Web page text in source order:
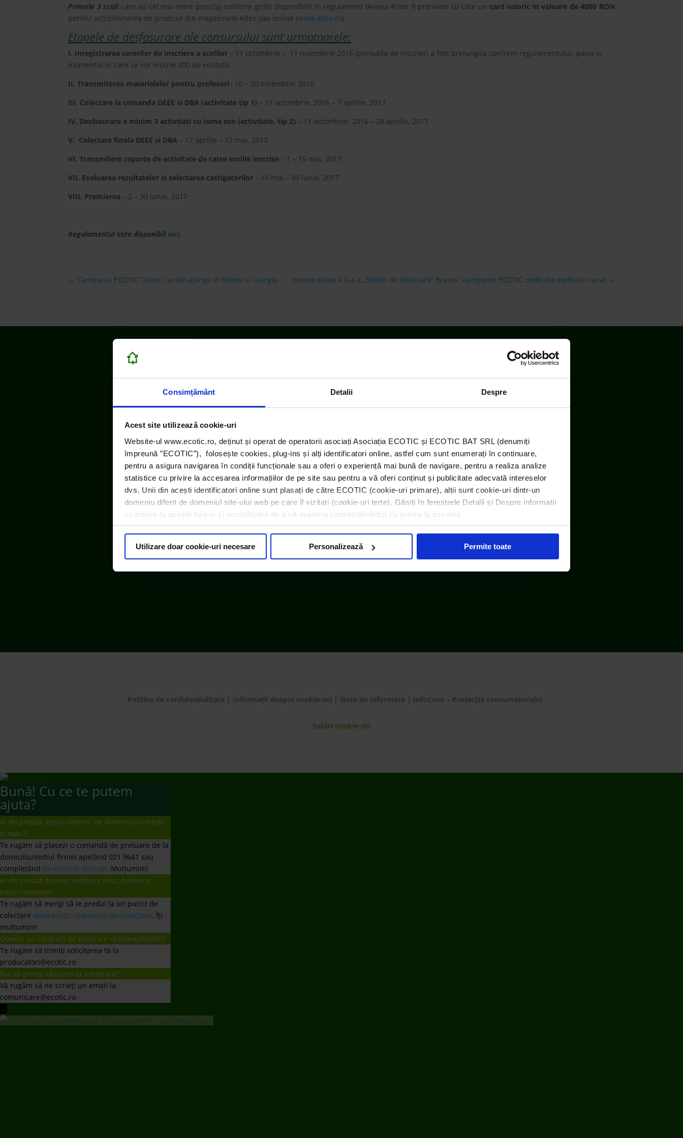
Consimțământ Detalii Despre
Acest site utilizează cookie-uri
Website-ul www.ecotic.ro, deținut și operat de operatorii asociați Asociația ECOTIC și ECOTIC BAT SRL (denumiți
împreună ”ECOTIC”), folosește cookies, plug-ins și alți identificatori online, astfel cum sunt enumerați în continuare,
pentru a asigura navigarea în condiții funcționale sau a oferi o experiență mai bună de navigare, pentru a realiza analize
statistice cu privire la accesarea informațiilor de pe site sau pentru a vă oferi conținut și publicitate adecvată intereselor
dvs. Unii din acești identificatori online sunt plasați de către ECOTIC (cookie-uri primare), alții sunt cookie-uri dintr-un
domeniu diferit de domeniul site-ului web pe care îl vizitați (cookie-uri terțe). Găsiți în ferestrele Detalii și Despre informații
cu privire la aceste fișiere și posibilitatea de a vă exprima consimțământul cu privire la acestea.
Utilizare doar cookie-uri necesare Personalizează Permite toate
Primele 3 scoli care au cel mai mare punctaj conform grilei disponibile in regulament (Anexa 4) vor fi premiate cu cate un card valoric in valoare de 4000 RON
pentru achizitionarea de produse din magazinele Altex sau online (www.altex.ro).
Etapele de desfasurare ale consursului sunt urmatoarele:
I. Inregistrarea cererilor de inscriere a scolilor – 11 octombrie – 11 noiembrie 2016 (perioada de inscrieri a fost prelungita conform regulamentului, pana in
momentul in care se vor inscrie 200 de entitati).
II. Transmiterea materialelor pentru profesori– 10 – 30 noiembrie 2016
III. Colectare la comanda DEEE si DBA (activitate tip 1) – 11 octombrie, 2016 – 7 aprilie, 2017
IV. Desfasurare a minim 3 activitati cu tema eco (activitate, tip 2) – 11 octombrie, 2016 – 28 aprilie, 2017
V. Colectare finala DEEE si DBA – 17 aprilie – 12 mai, 2017
VI. Transmitere raporte de activitate de catre scolile inscrise – 1 – 15 mai, 2017
VII. Evaluarea rezultatelor si selectarea castigatorilor – 15 mai – 30 iunie, 2017
VIII. Premierea – 2 – 30 iunie, 2017
Regulamentul este disponibil aici.
← Campania ECOTIC Orase Curate ajunge in Motru si Giurgiu Incepe etapa a II-a a „Statiei de Reciclare” Brasov, campanie ECOTIC dedicata mediului rural →
ECOTIC este membru WEEE Forum, WEEELABEX, PRONEXA și al Coaliției PRO DEEE România
ECOTIC BAT este membru EUCOBAT
Politica de confidențialitate Informații despre cookie-uri Note de informare InfoCons – Protecția consumatorului
Setări cookie-uri
Bună! Cu ce te putem
ajuta?
Ai de predat deșeu electric de dimensiuni medii
și mari?
Te rugăm să plasezi o comandă de preluare de la
domiciliu/sediul firmei apelând 021 9641 sau
completând formularul dedicat. Mulțumim!
Ai de predat deșeuri electrice mici, baterii și
becuri/neoane?
Te rugăm să mergi să le predai la un punct de
colectare www.ecotic.ro/puncte-de-colectare. Îți
mulțumim!
Dorești un contract de preluare responsabilități?
Te rugăm să trimiți solicitarea ta la
producatori@ecotic.ro
Nu ați primit răspuns la întrebare?
Vă rugăm să ne scrieți un email la
comunicare@ecotic.ro
←
ECOTIC Vezi rezulatele celor 20 de ani pentru un Mediu Curat